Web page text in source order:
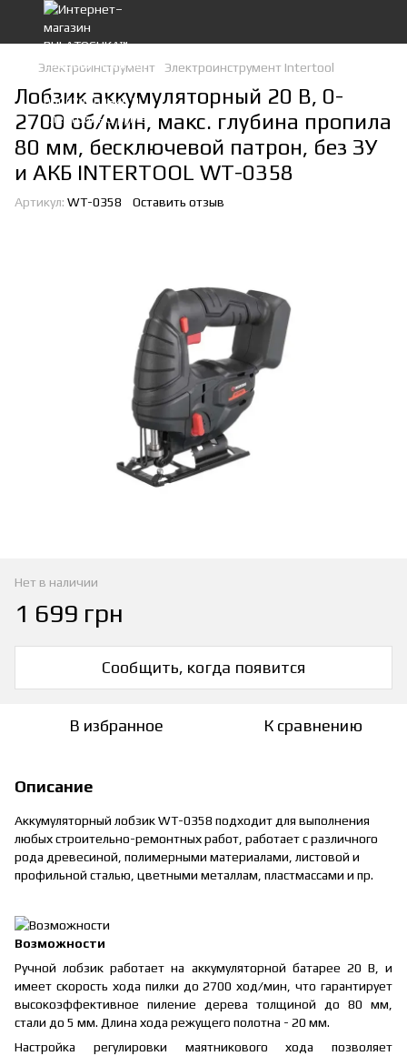
Электроинструмент Электроинструмент Intertool
Лобзик аккумуляторный 20 В, 0-
2700 об/мин, макс. глубина пропила
80 мм, бесключевой патрон, без ЗУ
и АКБ INTERTOOL WT-0358
Артикул: WT-0358 Оставить отзыв
Нет в наличии
1 699 грн
Сообщить, когда появится
В избранное К сравнению
Описание
Аккумуляторный лобзик WT-0358 подходит для выполнения
любых строительно-ремонтных работ, работает с различного
рода древесиной, полимерными материалами, листовой и
профильной сталью, цветными металлам, пластмассами и пр.
Возможности
Ручной лобзик работает на аккумуляторной батарее 20 В, и
имеет скорость хода пилки до 2700 ход/мин, что гарантирует
высокоэффективное пиление дерева толщиной до 80 мм,
стали до 5 мм. Длина хода режущего полотна - 20 мм.
Настройка регулировки маятникового хода позволяет